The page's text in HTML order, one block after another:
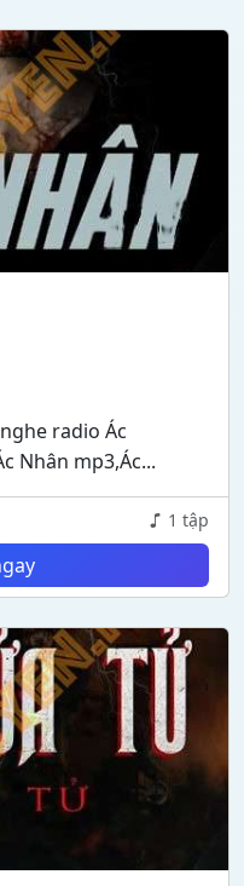
radio Ác
Nhân mp3,Ác...
1 tập